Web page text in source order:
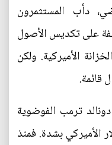
دأب المستثمرون
على تكديس الأصول
الأميركية. ولكن
قائمة.
ترمب الفوضوية
الأميركي بشدة. فمنذ